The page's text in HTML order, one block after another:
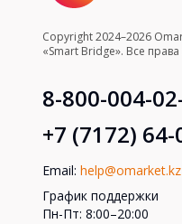
Copyright 2024–2026
«Smart Bridge». Все
8-800-004-
+7 (7172)
Email: help@omarket.kz
График поддержки
Пн-Пт: 8:00–20:00